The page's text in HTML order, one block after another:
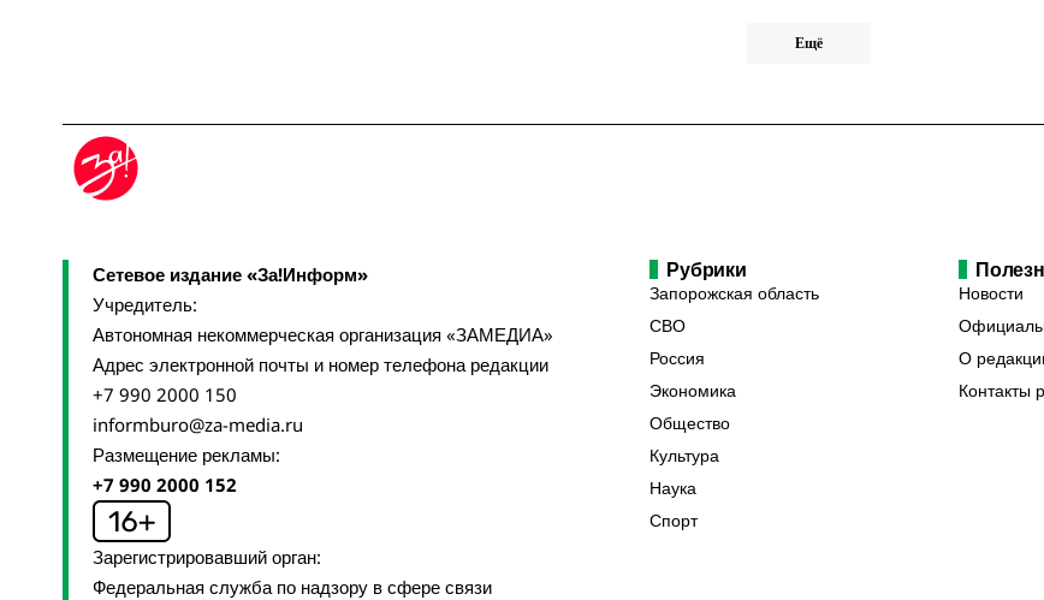
Ещё
Сетевое издание «За!Информ»
Учредитель:
Автономная некоммерческая организация «ЗАМЕДИА»
Адрес электронной почты и номер телефона редакции
+7 990 2000 150
informburo@za-media.ru
Размещение рекламы:
+7 990 2000 152
Зарегистрировавший орган:
Федеральная служба по надзору в сфере связи
Рубрики
Запорожская область
СВО
Россия
Экономика
Общество
Культура
Наука
Спорт
Новости
О
Контакты